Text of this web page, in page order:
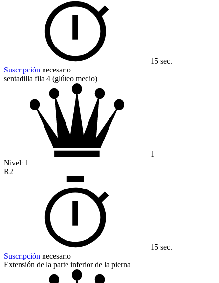
15 sec.
Suscripción necesario
sentadilla fila 4 (glúteo medio)
1
Nivel: 1
R2
15 sec.
Suscripción necesario
Extensión de la parte inferior de la pierna